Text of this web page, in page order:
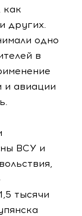
как
других.
одно
в
и авиации
ВСУ и
тысячи